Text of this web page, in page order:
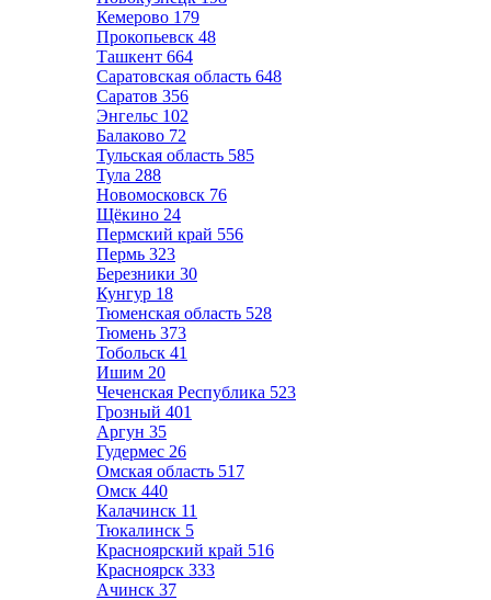
Кемерово 179
Прокопьевск 48
Ташкент 664
Саратовская область 648
Саратов 356
Энгельс 102
Балаково 72
Тульская область 585
Тула 288
Новомосковск 76
Щёкино 24
Пермский край 556
Пермь 323
Березники 30
Кунгур 18
Тюменская область 528
Тюмень 373
Тобольск 41
Ишим 20
Чеченская Республика 523
Грозный 401
Аргун 35
Гудермес 26
Омская область 517
Омск 440
Калачинск 11
Тюкалинск 5
Красноярский край 516
Красноярск 333
Ачинск 37